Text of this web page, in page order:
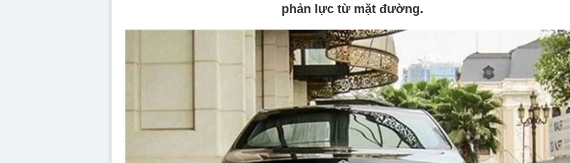
phản lực từ mặt đường.